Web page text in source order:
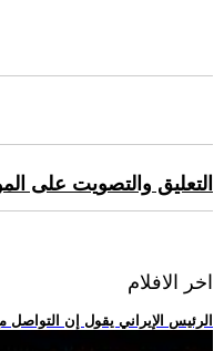
التعليق والتصويت على
اخر الافلام
.. الرئيس الإيراني يقول إن